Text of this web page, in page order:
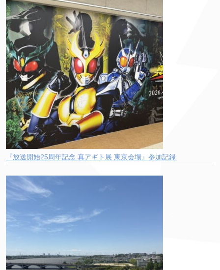
『放送開始25周年記念 真アギト展 東京会場』参加記録